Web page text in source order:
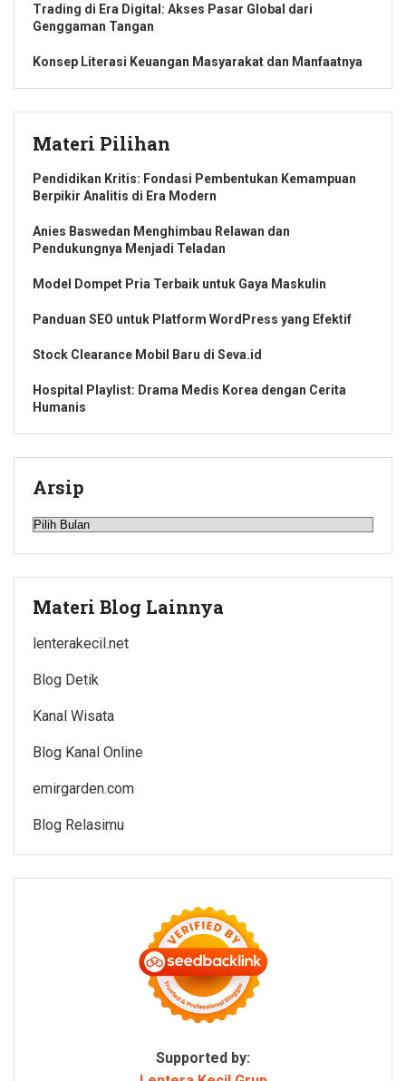
Trading di Era Digital: Akses Pasar Global dari
Genggaman Tangan
Konsep Literasi Keuangan Masyarakat dan Manfaatnya
Materi Pilihan
Pendidikan Kritis: Fondasi Pembentukan Kemampuan
Berpikir Analitis di Era Modern
Anies Baswedan Menghimbau Relawan dan
Pendukungnya Menjadi Teladan
Model Dompet Pria Terbaik untuk Gaya Maskulin
Panduan SEO untuk Platform WordPress yang Efektif
Stock Clearance Mobil Baru di Seva.id
Hospital Playlist: Drama Medis Korea dengan Cerita
Humanis
Arsip
Arsip
Materi Blog Lainnya
lenterakecil.net
Blog Detik
Kanal Wisata
Blog Kanal Online
emirgarden.com
Blog Relasimu
Supported by: